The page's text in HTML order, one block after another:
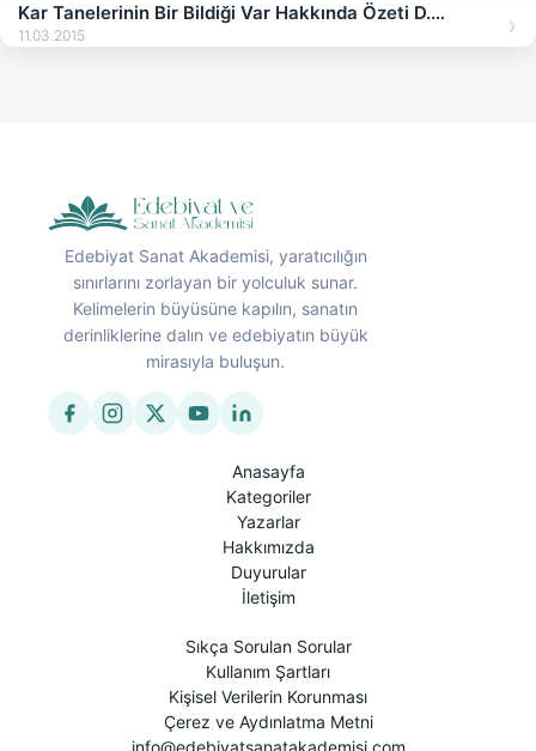
Kar Tanelerinin Bir Bildiği Var Hakkında Özeti D.
Macomber
11.03.2015
Edebiyat Sanat Akademisi, yaratıcılığın
sınırlarını zorlayan bir yolculuk sunar.
Kelimelerin büyüsüne kapılın, sanatın
derinliklerine dalın ve edebiyatın büyük
mirasıyla buluşun.
Anasayfa
Kategoriler
Yazarlar
Hakkımızda
Duyurular
İletişim
Sıkça Sorulan Sorular
Kullanım Şartları
Kişisel Verilerin Korunması
Çerez ve Aydınlatma Metni